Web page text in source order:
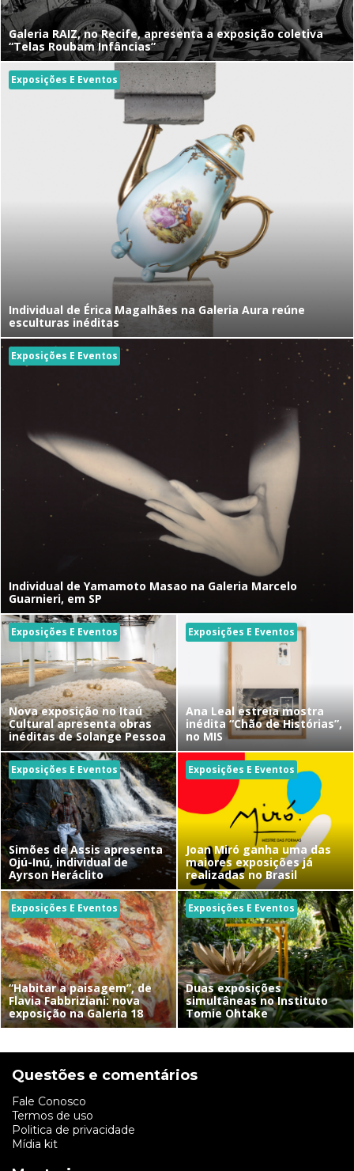
Galeria RAIZ, no Recife, apresenta a exposição coletiva
“Telas Roubam Infâncias”
Exposições E Eventos
Individual de Érica Magalhães na Galeria Aura reúne
esculturas inéditas
Exposições E Eventos
Individual de Yamamoto Masao na Galeria Marcelo
Guarnieri, em SP
Exposições E Eventos
Nova exposição no Itaú
Cultural apresenta obras
inéditas de Solange Pessoa
Exposições E Eventos
Ana Leal estreia mostra
inédita “Chão de Histórias”,
no MIS
Exposições E Eventos
Simões de Assis apresenta
Ojú-Inú, individual de
Ayrson Heráclito
Exposições E Eventos
Joan Miró ganha uma das
maiores exposições já
realizadas no Brasil
Exposições E Eventos
“Habitar a paisagem”, de
Flavia Fabbriziani: nova
exposição na Galeria 18
Exposições E Eventos
Duas exposições
simultâneas no Instituto
Tomie Ohtake
Questões e comentários
Fale Conosco
Termos de uso
Politica de privacidade
Mídia kit